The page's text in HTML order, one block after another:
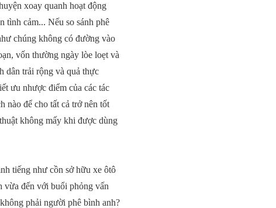
xoay quanh hoạt động
tình cảm... Nếu so sánh phê
chúng không có đường vào
vốn thường ngày lòe loẹt và
dân trải rộng và quả thực
ưu nhược điểm của các tác
nào để cho tất cả trở nên tốt
không mấy khi được dùng
tiếng như cồn sở hữu xe ôtô
vừa đến với buổi phỏng vấn
phải người phê bình anh?